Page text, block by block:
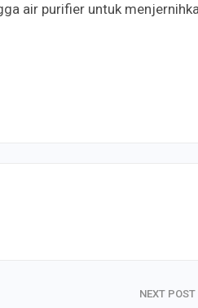
air purifier untuk
NEXT POST